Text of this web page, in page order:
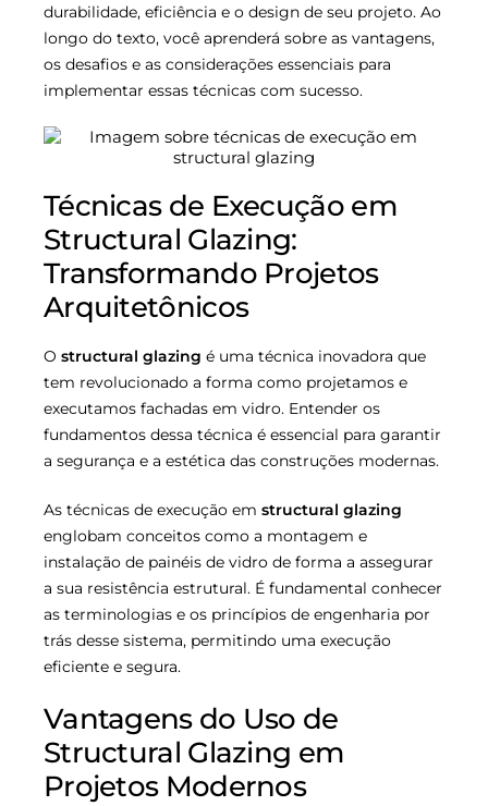
durabilidade, eficiência e o design de seu projeto. Ao
longo do texto, você aprenderá sobre as vantagens,
os desafios e as considerações essenciais para
implementar essas técnicas com sucesso.
Técnicas de Execução em
Structural Glazing:
Transformando Projetos
Arquitetônicos
O structural glazing é uma técnica inovadora que
tem revolucionado a forma como projetamos e
executamos fachadas em vidro. Entender os
fundamentos dessa técnica é essencial para garantir
a segurança e a estética das construções modernas.
As técnicas de execução em structural glazing
englobam conceitos como a montagem e
instalação de painéis de vidro de forma a assegurar
a sua resistência estrutural. É fundamental conhecer
as terminologias e os princípios de engenharia por
trás desse sistema, permitindo uma execução
eficiente e segura.
Vantagens do Uso de
Structural Glazing em
Projetos Modernos